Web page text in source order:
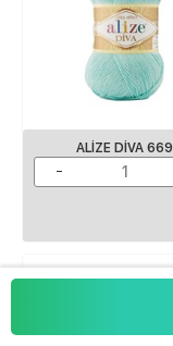
ALIZE DIVA 669